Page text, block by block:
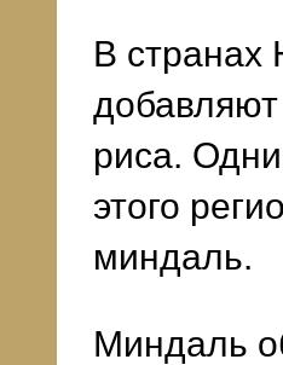
В странах
риса.
этого
миндаль.
Миндаль